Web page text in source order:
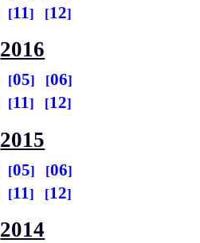
11 12
2016
05
06
11 12
2015
05
06
11 12
2014